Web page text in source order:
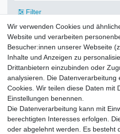
Filter
Zahlung und Versand
Barrierefreiheitserklärung
Wir verwenden Cookies und
Website und verarbeiten
Besucher:innen unserer Webseite
Inhalte und Anzeigen zu
Drittanbietern einzubinden oder
analysieren. Die Datenverarbeitung
Cookies. Wir teilen diese Daten mit
Einstellungen benennen.
Die Datenverarbeitung kann mit
berechtigten Interesses erfolgen.
oder abgelehnt werden. Es besteht